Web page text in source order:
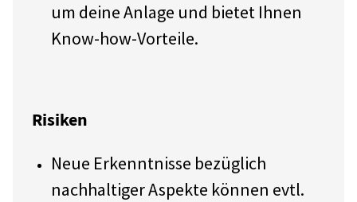
um deine Anlage und bietet Ihnen
Know-how-Vorteile.
Risiken
Neue Erkenntnisse bezüglich
nachhaltiger Aspekte können evtl.